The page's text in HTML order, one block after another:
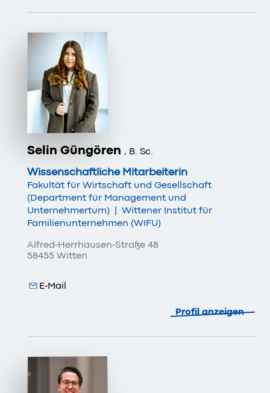
Selin Güngören , B. Sc.
Wissenschaftliche Mitarbeiterin
Fakultät für Wirtschaft und Gesellschaft
(Department für Management und
Unternehmertum) | Wittener Institut für
Familienunternehmen (WIFU)
E-Mail
Alfred-Herrhausen-Straße 48
58455 Witten
Profil anzeigen